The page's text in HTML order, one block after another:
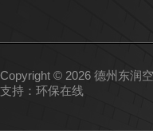
Copyright © 2026 德州东润
支持： 环保在线